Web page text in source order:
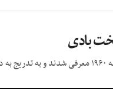
بادی